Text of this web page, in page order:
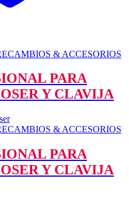
& ACCESORIOS
PARA
Y CLAVIJA
& ACCESORIOS
PARA
Y CLAVIJA